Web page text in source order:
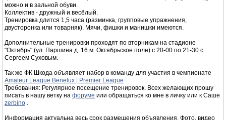
можно и в зальной обуви.
Коллектив - дружный и весёлый.
Тренировка длится 1,5 часа (разминка, групповые упражнения,
двусторонка или товарняк). Мячи, фишки и манишки имеются.
Дополнительные тренировки проходят по вторникам на стадионе
"Октябрь" (ул. Паршина д. 16 м. Октябрьское поле) с 20-00 по 21-30 с
Сергеем Суховым.
Так же ФК Шкода объявляет набор в команду для участия в чемпионате
Amateur League Benelux | Premier League
Требования: Регулярное посещение тренировок. Всех желающих прошу
писать в нашу ветку на форуме или обращаться ко мне в личку или к Саше
zerbino .
Информация актуальна весь срок размещения объявления. Фото, видео